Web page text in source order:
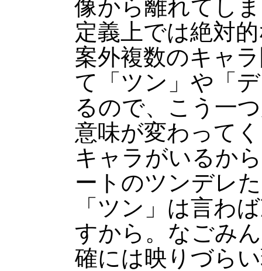
像から離れてし
定義上では絶対
案外複数のキャ
て「ツン」や「
るので、こう一
意味が変わって
キャラがいるか
ートのツンデレ
「ツン」は言わ
すから。なごみ
確には映りづら